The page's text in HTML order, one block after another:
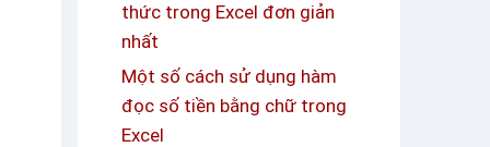
thức trong Excel đơn giản
nhất
Một số cách sử dụng hàm
đọc số tiền bằng chữ trong
Excel